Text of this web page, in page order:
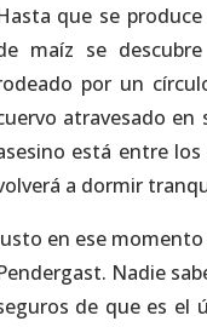
que se
maíz se
por un
atravesado en
está entre
a dormir
en ese
Nadie
de que es el